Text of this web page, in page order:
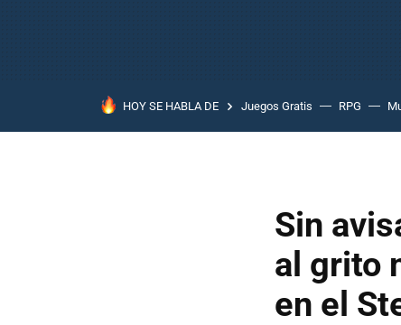
HOY SE HABLA DE Juegos Gratis RPG
Sin
al grito
en el